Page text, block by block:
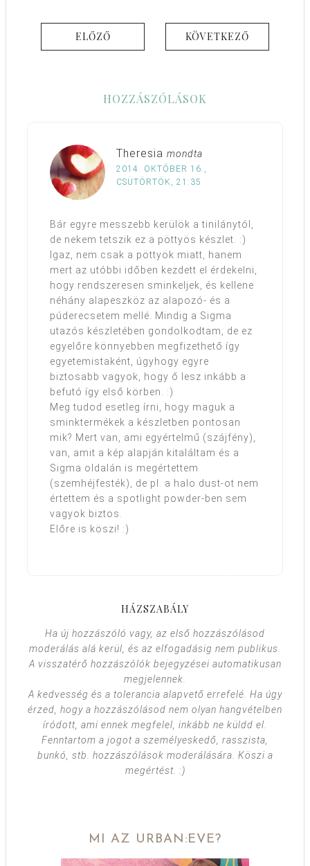
ELŐZŐ KÖVETKEZŐ
HOZZÁSZÓLÁSOK
Theresia mondta
2014. OKTÓBER 16.,
CSÜTÖRTÖK, 21:35
Bár egyre messzebb kerülök a tinilánytól,
de nekem tetszik ez a pöttyös készlet. :)
Igaz, nem csak a pöttyök miatt, hanem
mert az utóbbi időben kezdett el érdekelni,
hogy rendszeresen sminkeljek, és kellene
néhány alapeszköz az alapozó- és a
púderecsetem mellé. Mindig a Sigma
utazós készletében gondolkodtam, de ez
egyelőre könnyebben megfizethető így
egyetemistaként, úgyhogy egyre
biztosabb vagyok, hogy ő lesz inkább a
befutó így első körben. :)
Meg tudod esetleg írni, hogy maguk a
sminktermékek a készletben pontosan
mik? Mert van, ami egyértelmű (szájfény),
van, amit a kép alapján kitaláltam és a
Sigma oldalán is megértettem
(szemhéjfesték), de pl. a halo dust-ot nem
értettem és a spotlight powder-ben sem
vagyok biztos.
Előre is köszi! :)
HÁZSZABÁLY
Ha új hozzászóló vagy, az első hozzászólásod
moderálás alá kerül, és az elfogadásig nem publikus.
A visszatérő hozzászólók bejegyzései automatikusan
megjelennek.
A kedvesség és a tolerancia alapvető errefelé. Ha úgy
érzed, hogy a hozzászólásod nem olyan hangvételben
íródott, ami ennek megfelel, inkább ne küldd el.
Fenntartom a jogot a személyeskedő, rasszista,
bunkó, stb. hozzászólások moderálására. Köszi a
megértést. :)
MI AZ URBAN:EVE?